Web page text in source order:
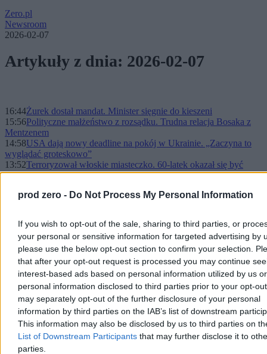
prod zero - Do Not Process My Personal Information
If you wish to opt-out of the sale, sharing to third parties, or
your personal or sensitive information for targeted advertising by
please use the below opt-out section to confirm your selection.
that after your opt-out request is processed you may continue
interest-based ads based on personal information utilized by us or
personal information disclosed to third parties prior to your opt-
may separately opt-out of the further disclosure of your personal
information by third parties on the IAB’s list of downstream
This information may also be disclosed by us to third parties on
List of Downstream Participants that may further disclose it to
parties.
Zero.pl
Newsroom
2026-02-07
Artykuły z dnia: 2026-02-07
16:44Żurek dostał mandat. Minister sięgnie do kieszeni
15:56Polityczne małżeństwo z rozsądku. Trudna relacja Bosaka z
Mentzenem
14:58USA dają nowy deadline na pokój w Ukrainie. „Zaczyna to
wyglądać groteskowo”
13:52Terroryzował włoskie miasteczko. 60-latek okazał się być
Polakiem
popularności Hołowni nie zostało nic
11:57„Dwa razy straciłem prawo jazdy”. Kołodziejczak
zaskoczył wyznaniem w radiu
11:02Polacy walczą o olimpijskie medale. Pierwsza okazja w sobotę
10:32Jest projekt uchwały o prohibicji w całej Warszawie. Znalazł
się w niej jeden wyjątek
Zamach na rosyjskiego generała. Kijów odcina się od ataku
09:23
Vance wygwizdany podczas ceremonii otwarcia igrzysk. Tak
zareagował Trump
08:32Zima nie odpuszcza. W prognozie najpierw wielka śnieżyca,
potem wróci siarczysty mróz
07:36Wojsko operuje nad polskim niebem. Lotniska w Lublinie i
Rzeszowie zamknięte